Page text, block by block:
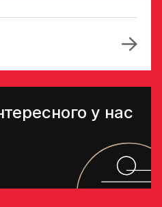
у нас